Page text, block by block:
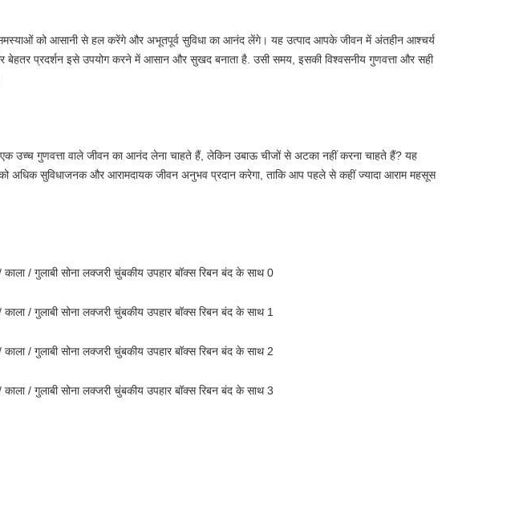
को आसानी से हल करेंगे और अभूतपूर्व सुविधा का आनंद लेंगे। यह उत्पाद आपके जीवन में अंतहीन आश्चर्य
प्रदर्शन इसे उपयोग करने में आसान और सुखद बनाता है. उसी समय, इसकी विश्वसनीय गुणवत्ता और सही
उच्च गुणवत्ता वाले जीवन का आनंद लेना चाहते हैं, लेकिन उबाऊ चीजों से अटका नहीं करना चाहते हैं? यह
अधिक सुविधाजनक और आरामदायक जीवन अनुभव प्रदान करेगा, ताकि आप पहले से कहीं ज्यादा आराम महसूस